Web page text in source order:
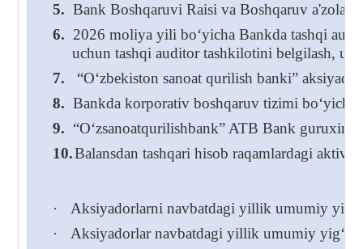
5. Bank Boshqaruvi Raisi va Boshqaruv
6. 2026 moliya yili bo‘yicha Bankda tashqi
uchun tashqi auditor tashkilotini belgilash,
7.
“O‘zbekiston sanoat qurilish banki”
8. Bankda korporativ boshqaruv tizimi
9. “O‘zsanoatqurilishbank” ATB Bank
10.Balansdan tashqari hisob raqamlardagi
·
Aksiyadorlarni navbatdagi yillik umumiy
·
Aksiyadorlar navbatdagi yillik umumiy